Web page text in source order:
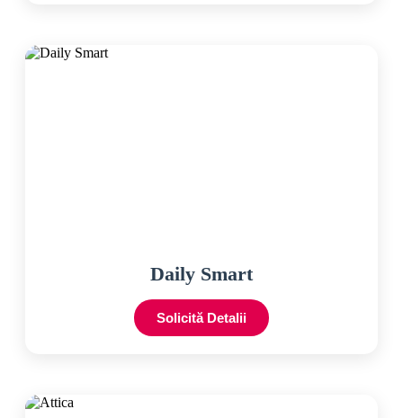
Daily Smart
Solicită Detalii